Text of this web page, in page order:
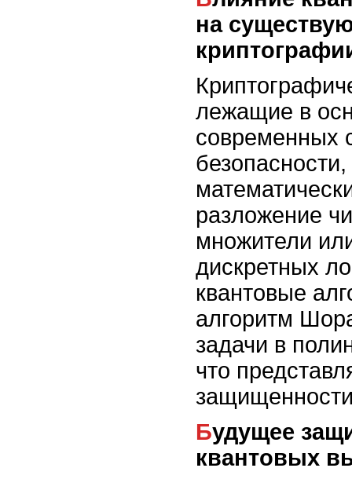
на
лежащие в
современных
разложение
множители
дискретных
квантовые
алгоритм
задачи в
что
Будущее защиты данных в эпоху
квантовых